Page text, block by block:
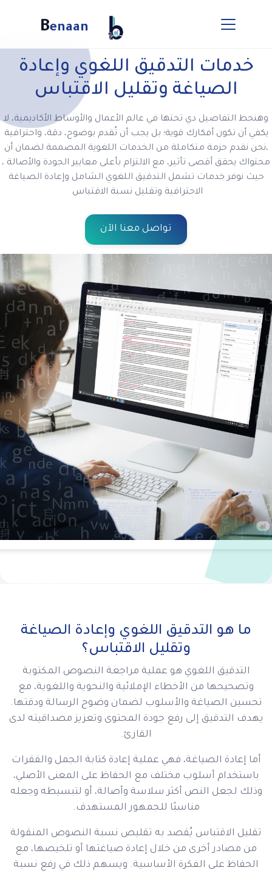
Benaan
خدمات التدقيق اللغوي وإعادة
الصياغة وتقليل الاقتباس
وهنحط التفاصيل دي تحتها في عالم الأعمال والأوساط الأكاديمية، لا
يكفي أن تكون أفكارك قوية؛ بل يجب أن تُقدم بوضوح، دقة، واحترافية
،نحن نقدم حزمة متكاملة من الخدمات اللغوية المصممة لضمان أن
محتواك يحقق أقصى تأثير، مع الالتزام بأعلى معايير الجودة والأصالة ،
حيث نوفر خدمات تشمل التدقيق اللغوي الشامل وإعادة الصياغة
الاحترافية وتقليل نسبة الاقتباس
تواصل معنا الآن
ما هو التدقيق اللغوي وإعادة الصياغة
وتقليل الاقتباس؟
التدقيق اللغوي هو عملية مراجعة النصوص المكتوبة
وتصحيحها من الأخطاء الإملائية والنحوية واللغوية، مع
تحسين الصياغة والأسلوب لضمان وضوح الرسالة ودقتها.
يهدف التدقيق إلى رفع جودة المحتوى وتعزيز مصداقيته لدى
القارئ.
أما إعادة الصياغة، فهي عملية إعادة كتابة الجمل والفقرات
باستخدام أسلوب مختلف مع الحفاظ على المعنى الأصلي،
وذلك لجعل النص أكثر سلاسة وأصالة، أو لتبسيطه وجعله
مناسبًا للجمهور المستهدف.
تقليل الاقتباس يُقصد به تقليص نسبة النصوص المنقولة
من مصادر أخرى من خلال إعادة صياغتها أو تلخيصها، مع
الحفاظ على الفكرة الأساسية. ويسهم ذلك في رفع نسبة